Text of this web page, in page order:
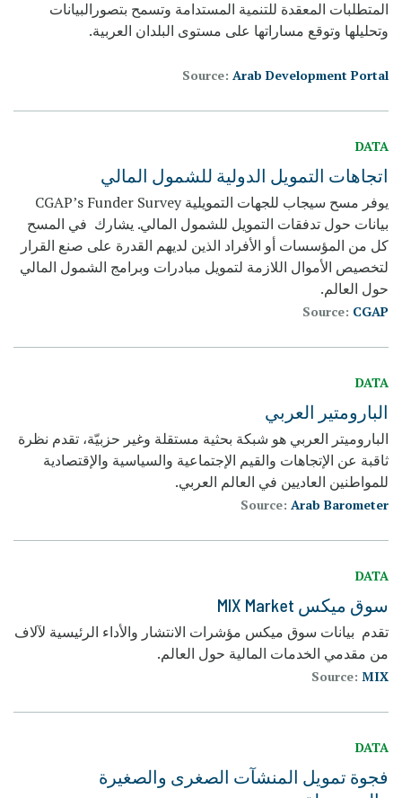
المتطلبات المعقدة للتنمية المستدامة وتسمح بتصورالبيانات
وتحليلها وتوقع مساراتها على مستوى البلدان العربية.
Source:Arab Development Portal
DATA
اتجاهات التمويل الدولية للشمول المالي
يوفر مسح سيجاب للجهات التمويلية CGAP’s Funder Survey
بيانات حول تدفقات التمويل للشمول المالي. يشارك في المسح
كل من المؤسسات أو الأفراد الذين لديهم القدرة على صنع القرار
لتخصيص الأموال اللازمة لتمويل مبادرات وبرامج الشمول المالي
حول العالم.
Source:CGAP
DATA
البارومتير العربي
الباروميتر العربي هو شبكة بحثية مستقلة وغير حزبيّة، تقدم نظرة
ثاقبة عن الإتجاهات والقيم الإجتماعية والسياسية والإقتصادية
للمواطنين العاديين في العالم العربي.
Source:Arab Barometer
DATA
سوق ميكس MIX Market
تقدم بيانات سوق ميكس مؤشرات الانتشار والأداء الرئيسية لآلاف
من مقدمي الخدمات المالية حول العالم.
Source:MIX
DATA
فجوة تمويل المنشآت الصغرى والصغيرة